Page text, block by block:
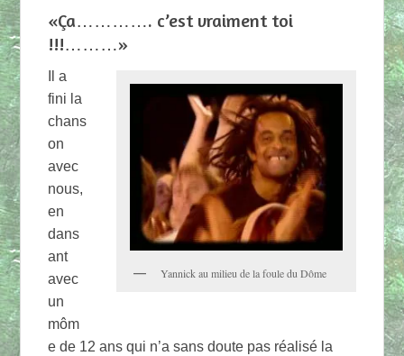
«Ça…………. c’est vraiment toi
!!!………»
Yannick au milieu de la foule du Dôme
Il a
fini la
chans
on
avec
nous,
en
dans
ant
avec
un
môm
e de 12 ans qui n’a sans doute pas réalisé la